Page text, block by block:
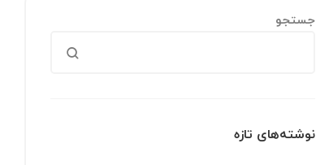
جستجو
نوشته‌های تازه